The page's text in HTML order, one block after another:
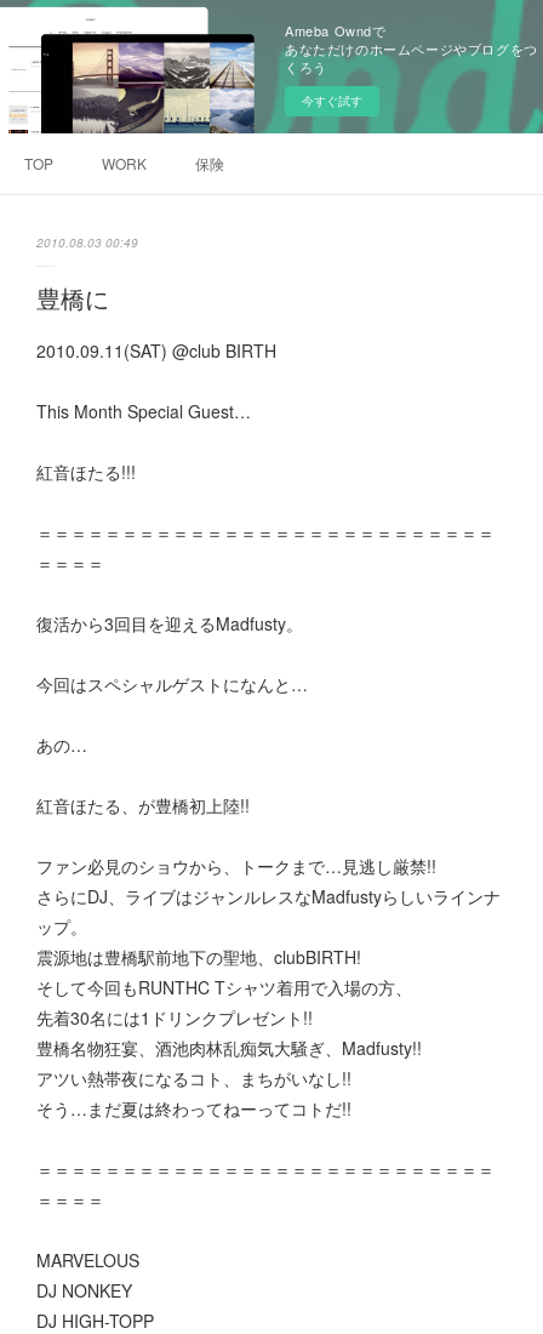
Ameba Owndで
あなただけのホームページやブログをつ
くろう
今すぐ試す
TOP WORK 保険
2010.08.03 00:49
豊橋に
2010.09.11(SAT) @club BIRTH
This Month Special Guest…
紅音ほたる!!!
＝＝＝＝＝＝＝＝＝＝＝＝＝＝＝＝＝＝＝＝＝＝＝＝＝＝＝
＝＝＝＝
復活から3回目を迎えるMadfusty。
今回はスペシャルゲストになんと…
あの…
紅音ほたる、が豊橋初上陸!!
ファン必見のショウから、トークまで…見逃し厳禁!!
さらにDJ、ライブはジャンルレスなMadfustyらしいラインナ
ップ。
震源地は豊橋駅前地下の聖地、clubBIRTH!
そして今回もRUNTHC Tシャツ着用で入場の方、
先着30名には1ドリンクプレゼント!!
豊橋名物狂宴、酒池肉林乱痴気大騒ぎ、Madfusty!!
アツい熱帯夜になるコト、まちがいなし!!
そう…まだ夏は終わってねーってコトだ!!
＝＝＝＝＝＝＝＝＝＝＝＝＝＝＝＝＝＝＝＝＝＝＝＝＝＝＝
＝＝＝＝
MARVELOUS
DJ NONKEY
DJ HIGH-TOPP